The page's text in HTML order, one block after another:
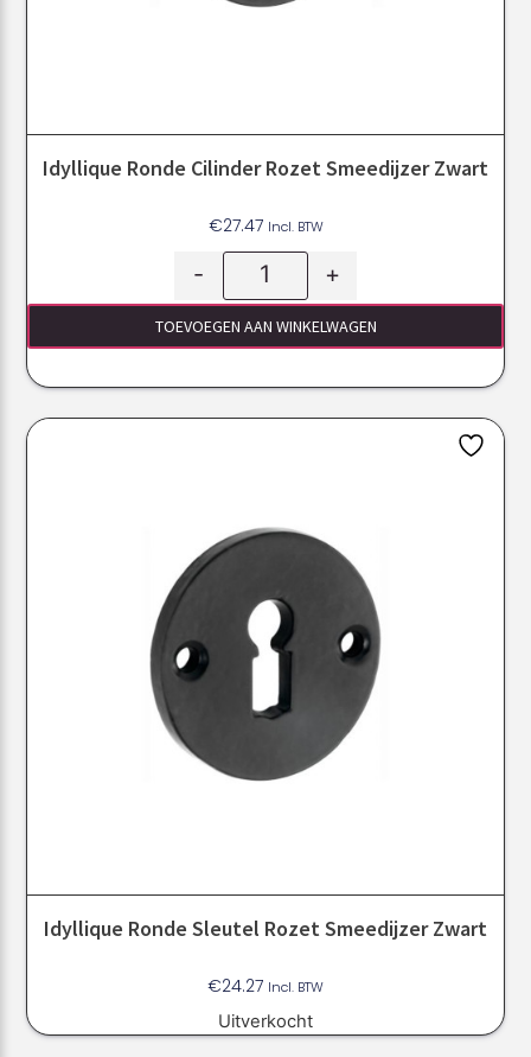
Idyllique Ronde Cilinder Rozet Smeedijzer Zwart
€27.47 Incl. BTW
- +
TOEVOEGEN AAN WINKELWAGEN
Idyllique Ronde Sleutel Rozet Smeedijzer Zwart
€24.27 Incl. BTW
Uitverkocht